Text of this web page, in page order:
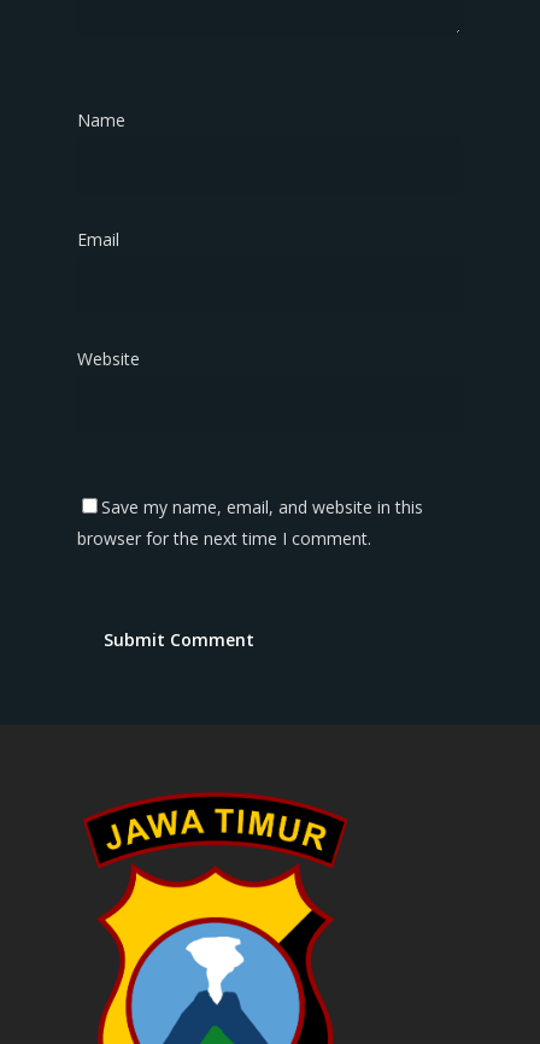
Name
Email
Website
Save my name, email, and website in this
browser for the next time I comment.